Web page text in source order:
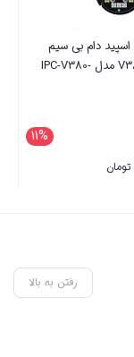
1,907,400
بستن
رفتن به بالا